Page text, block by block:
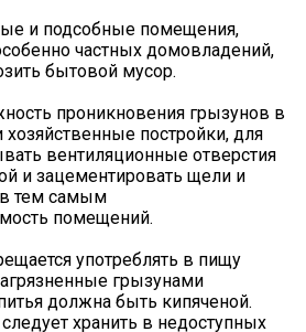
и подсобные помещения,
частных домовладений,
бытовой мусор.
проникновения грызунов в
постройки, для
вентиляционные отверстия
и зацементировать щели и
тем самым
помещений.
употреблять в пищу
грызунами
должна быть кипяченой.
хранить в недоступных